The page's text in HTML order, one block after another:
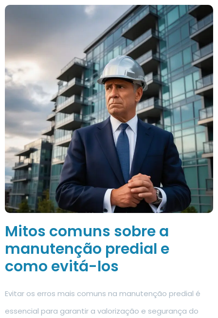
Mitos comuns sobre a
manutenção predial e
como evitá-los
Evitar os erros mais comuns na manutenção predial é
essencial para garantir a valorização e segurança do